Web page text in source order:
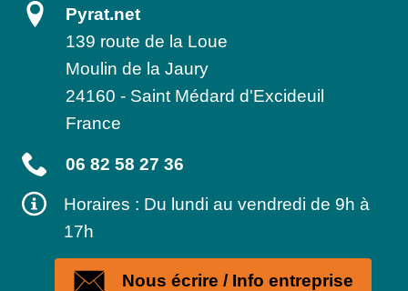
Pyrat.net
139 route de la Loue
Moulin de la Jaury
24160 - Saint Médard d'Excideuil
France
06 82 58 27 36
Horaires : Du lundi au vendredi de 9h à
17h
Nous écrire / Info entreprise